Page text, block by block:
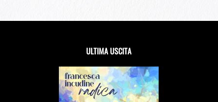
ULTIMA USCITA